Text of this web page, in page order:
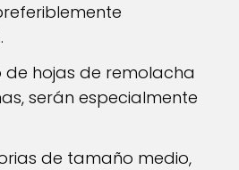
de hojas de remolacha
serán especialmente
de tamaño medio,